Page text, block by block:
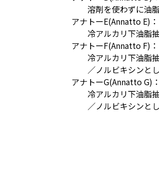
溶剤を使わずに油脂
アナトーE(Annatto E)：
冷アルカリ下油脂抽
アナトーF(Annatto F)：
冷アルカリ下油脂抽
／ノルビキシンと
アナトーG(Annatto G)：
冷アルカリ下油脂抽
／ノルビキシンと